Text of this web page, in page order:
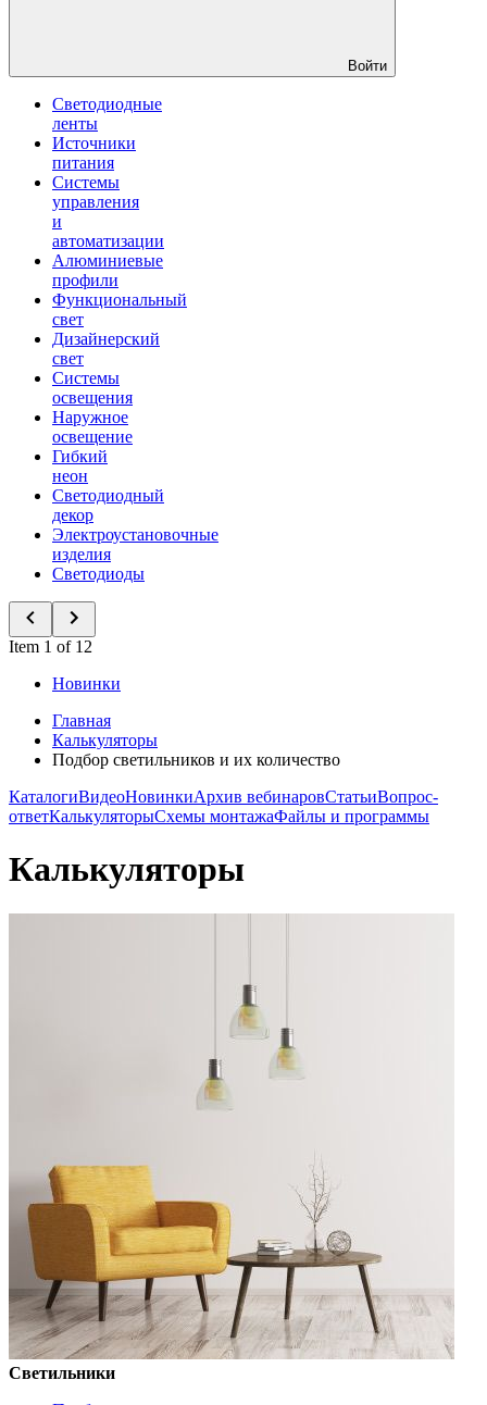
Войти
Светодиодные
ленты
Источники
питания
Системы
управления
и
автоматизации
Алюминиевые
профили
Функциональный
свет
Дизайнерский
свет
Системы
освещения
Наружное
освещение
Гибкий
неон
Светодиодный
декор
Электроустановочные
изделия
Светодиоды
Item 1 of 12
Новинки
Главная
Калькуляторы
Подбор светильников и их количество
КаталогиВидеоНовинкиАрхив вебинаровСтатьиВопрос-
ответКалькуляторыСхемы монтажаФайлы и программы
Калькуляторы
Светильники